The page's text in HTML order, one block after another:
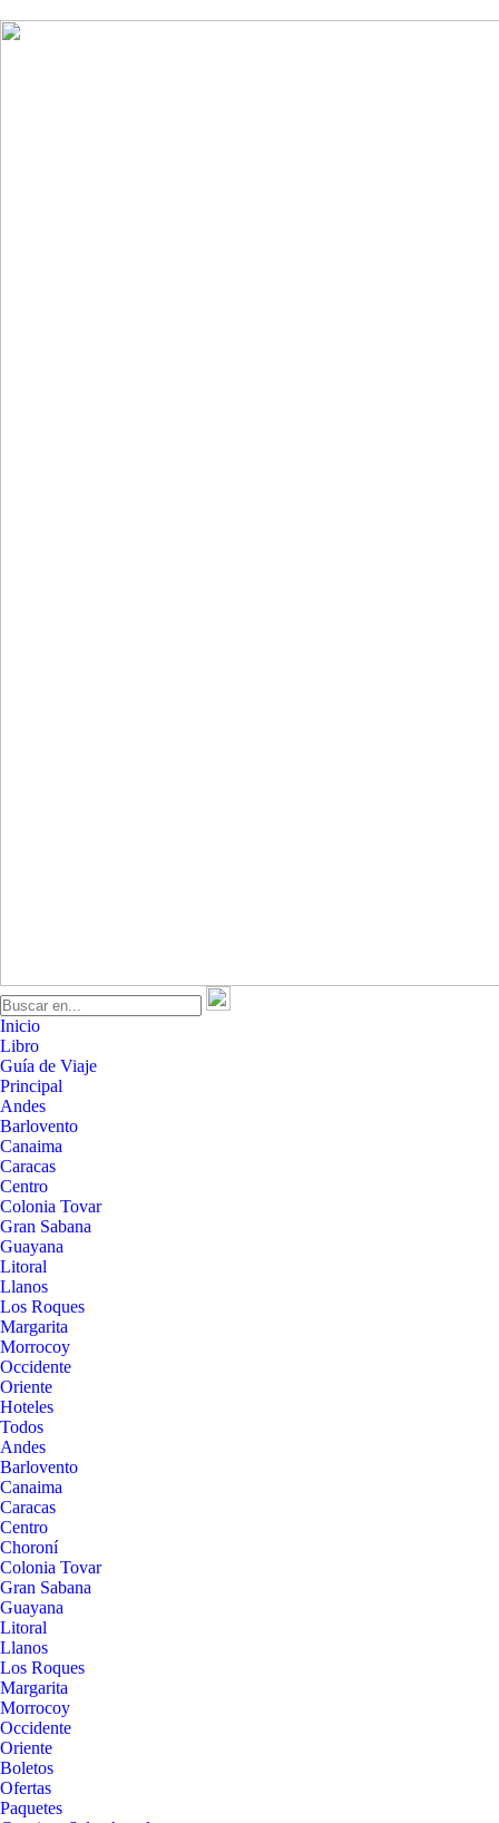
Inicio
Libro
Guía de Viaje
Principal
Andes
Barlovento
Canaima
Caracas
Centro
Colonia Tovar
Gran Sabana
Guayana
Litoral
Llanos
Los Roques
Margarita
Morrocoy
Occidente
Oriente
Hoteles
Todos
Andes
Barlovento
Canaima
Caracas
Centro
Choroní
Colonia Tovar
Gran Sabana
Guayana
Litoral
Llanos
Los Roques
Margarita
Morrocoy
Occidente
Oriente
Boletos
Ofertas
Paquetes